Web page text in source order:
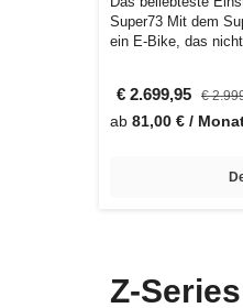
Super73 Mit dem
ein E-Bike, das
€ 2.699,95 €
ab 81,00 € /
Z-